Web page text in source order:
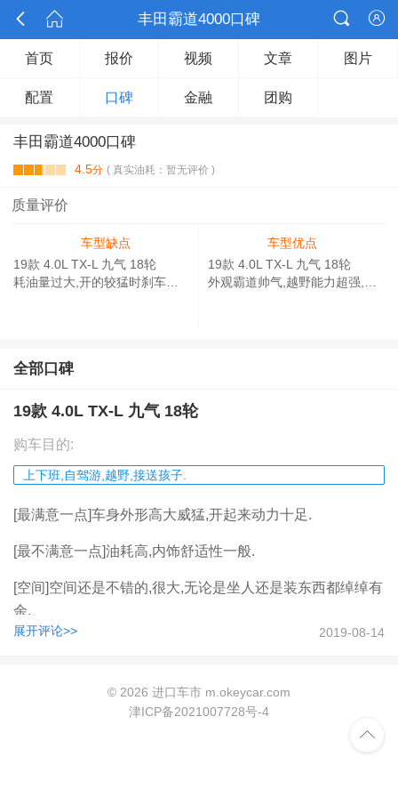
  丰田霸道4000口碑 

首页 报价 视频 文章 图片
配置 口碑 金融 团购
丰田霸道4000口碑
4.5分 ( 真实油耗：暂无评价 )
质量评价
车型缺点
19款 4.0L TX-L 九气 18轮
车型优点
19款 4.0L TX-L 九气 18轮
全部口碑
19款 4.0L TX-L 九气 18轮
购车目的:
上下班,自驾游,越野,接送孩子.
[最满意一点]车身外形高大威猛,开起来动力十足.
[最不满意一点]油耗高,内饰舒适性一般.
[空间]空间还是不错的,很大,无论是坐人还是装东西都绰绰有
余.
[操控]操控还是挺稳定的.
[油耗]油耗有点高了.
2019-08-14
© 2026 进口车市 m.okeycar.com
津ICP备2021007728号-4
